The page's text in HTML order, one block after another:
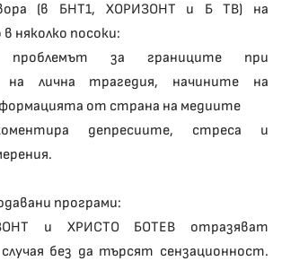
(в БНТ1, ХОРИЗОНТ и Б ТВ) на
няколко посоки:
за границите при
на лична трагедия, начините на
от страна на медиите
депресиите, стреса и
програми:
и ХРИСТО БОТЕВ отразяват
без да търсят сензационност.